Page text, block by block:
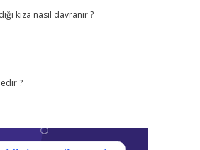
kıza nasıl davranır ?
?